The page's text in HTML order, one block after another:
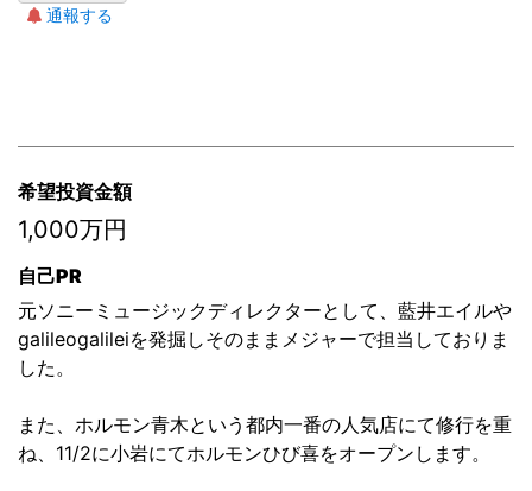
通報する
希望投資金額
1,000万円
自己PR
元ソニーミュージックディレクターとして、藍井エイルや
galileogalileiを発掘しそのままメジャーで担当しておりま
した。
また、ホルモン青木という都内一番の人気店にて修行を重
ね、11/2に小岩にてホルモンひび喜をオープンします。